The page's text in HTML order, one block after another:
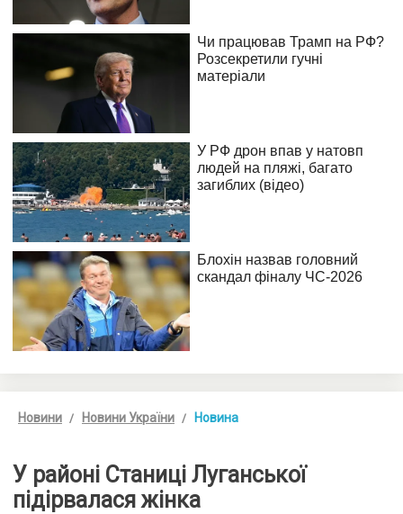
Новини Новини України Новина
У районі Станиці Луганської
підірвалася жінка